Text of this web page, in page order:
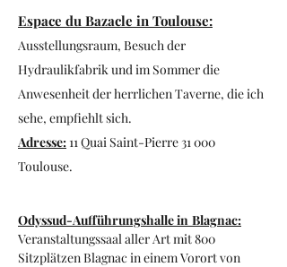
Espace du Bazacle in Toulouse:
Ausstellungsraum, Besuch der
Hydraulikfabrik und im Sommer die
Anwesenheit der herrlichen Taverne, die ich
sehe, empfiehlt sich.
Adresse:11 Quai Saint-Pierre 31 000
Toulouse.
Odyssud-Aufführungshalle in Blagnac:
Veranstaltungssaal aller Art mit 800
SitzplätzenBlagnac in einem Vorort von